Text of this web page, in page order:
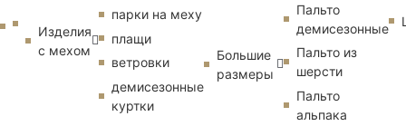
Изделия
с мехом
парки на меху
плащи
ветровки
демисезонные
куртки
Большие
размеры
Пальто
демисезонные
Пальто из
шерсти
Пальто
альпака